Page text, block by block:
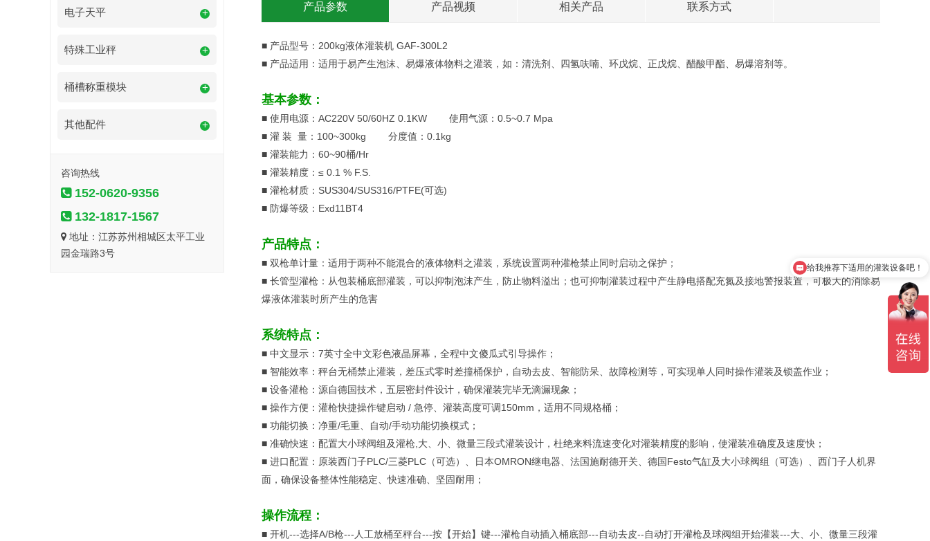
电子天平 +
特殊工业秤 +
桶槽称重模块 +
其他配件 +
咨询热线
152-0620-9356
132-1817-1567
地址：江苏苏州相城区太平工业
园金瑞路3号
产品参数 产品视频 相关产品 联系方式
■ 产品型号：200kg液体灌装机 GAF-300L2
■ 产品适用：适用于易产生泡沫、易爆液体物料之灌装，如：清洗剂、四氢呋喃、环戊烷、正戊烷、醋酸甲酯、易爆溶剂等。
基本参数：
■ 使用电源：AC220V 50/60HZ 0.1KW 使用气源：0.5~0.7 Mpa
■ 灌 装 量：100~300kg 分度值：0.1kg
■ 灌装能力：60~90桶/Hr
■ 灌装精度：≤ 0.1 % F.S.
■ 灌枪材质：SUS304/SUS316/PTFE(可选)
■ 防爆等级：Exd11BT4
产品特点：
■ 双枪单计量：适用于两种不能混合的液体物料之灌装，系统设置两种灌枪禁止同时启动之保护；
■ 长管型灌枪：从包装桶底部灌装，可以抑制泡沫产生，防止物料溢出；也可抑制灌装过程中产生静电搭配充氮及接地警报装置，可极大的消除易
爆液体灌装时所产生的危害
系统特点：
■ 中文显示：7英寸全中文彩色液晶屏幕，全程中文傻瓜式引导操作；
■ 智能效率：秤台无桶禁止灌装，差压式零时差撞桶保护，自动去皮、智能防呆、故障检测等，可实现单人同时操作灌装及锁盖作业；
■ 设备灌枪：源自德国技术，五层密封件设计，确保灌装完毕无滴漏现象；
■ 操作方便：灌枪快捷操作键启动 / 急停、灌装高度可调150mm，适用不同规格桶；
■ 功能切换：净重/毛重、自动/手动功能切换模式；
■ 准确快速：配置大小球阀组及灌枪,大、小、微量三段式灌装设计，杜绝来料流速变化对灌装精度的影响，使灌装准确度及速度快；
■ 进口配置：原装西门子PLC/三菱PLC（可选）、日本OMRON继电器、法国施耐德开关、德国Festo气缸及大小球阀组（可选）、西门子人机界
面，确保设备整体性能稳定、快速准确、坚固耐用；
操作流程：
■ 开机---选择A/B枪---人工放桶至秤台---按【开始】键---灌枪自动插入桶底部---自动去皮--自动打开灌枪及球阀组开始灌装---大、小、微量三段灌
给我推荐下适用的灌装设备吧！